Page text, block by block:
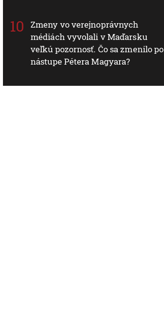
Zmeny vo verejnoprávnych
médiách vyvolali v Maďarsku
veľkú pozornosť. Čo sa zmenilo po
nástupe Pétera Magyara?